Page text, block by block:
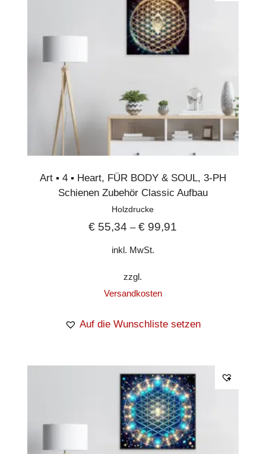
Art ▪︎ 4 ▪︎ Heart, FÜR BODY & SOUL, 3-PH
Schienen Zubehör Classic Aufbau
Holzdrucke
€ 55,34 –€ 99,91
inkl. MwSt.
zzgl.
Versandkosten
Auf die Wunschliste setzen